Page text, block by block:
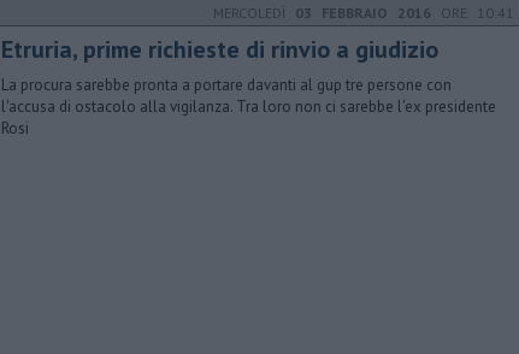
MERCOLEDÌ 03 FEBBRAIO 2016 ORE 10:41
Etruria, prime richieste di rinvio a giudizio
La procura sarebbe pronta a portare davanti al gup tre persone con
l'accusa di ostacolo alla vigilanza. Tra loro non ci sarebbe l'ex presidente
Rosi